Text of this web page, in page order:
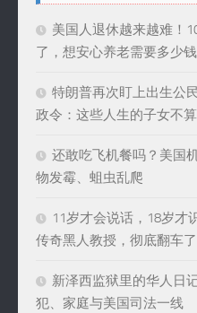
美国人退休越来越难！
了，想安心养老需要多少钱
特朗普再次盯上出生公
政令：这些人生的子女不
还敢吃飞机餐吗？美国
物发霉、蛆虫乱爬
11岁才会说话，18岁才
传奇黑人教授，彻底翻车了
新泽西监狱里的华人日
犯、家庭与美国司法一线